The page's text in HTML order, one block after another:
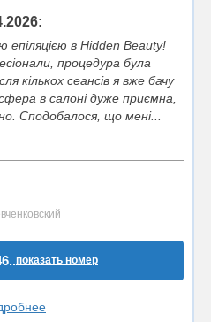
в Hidden Beauty!
процедура була
кількох сеансів я вже бачу
в салоні дуже приємна,
Сподобалося, що мені...
показать номер